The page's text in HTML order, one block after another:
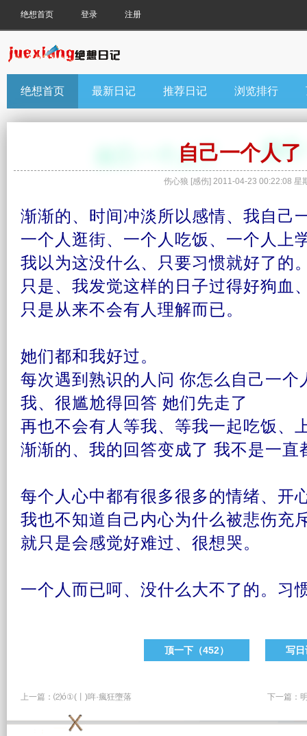
绝想首页 登录 注册
绝想首页 最新日记 推荐日记 浏览排行
自己一个人了
伤心狼 [感伤] 2011-04-23 00:22:08 星
渐渐的、时间冲淡所以感情、我自己
一个人逛街、一个人吃饭、一个人上
我以为这没什么、只要习惯就好了的
只是、我发觉这样的 日子过得好狗血
只是从来不会有人理解而已。
她们都和我好过。
每次遇到熟识的人问 你怎么自己一个
我、很尴尬得回答 她们先走了
再也不会有人等我、等我一起吃饭、
渐渐的、我的回答变成了 我不是一直
每个人心中都有很多很多的情绪、 开
我也不知道 自己内心为什么被悲伤充
就只是会感觉好难过、很想哭。
一个人而已呵、没什么大不了的。习
顶一下（452） 写日
上一篇： ⑵ó①(丨)哖·瘋狂墮落 下一篇：